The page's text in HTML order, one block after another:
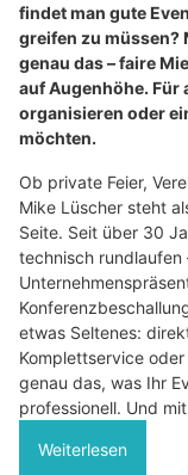
findet man gute
greifen zu müssen?
genau das – faire
auf Augenhöhe. Für
organisieren oder
möchten.
Ob private Feier,
Mike Lüscher steht
Seite. Seit über 30
technisch
etwas Seltenes:
Komplettservice
genau das, was Ihr
professionell. Und
Weiterlesen